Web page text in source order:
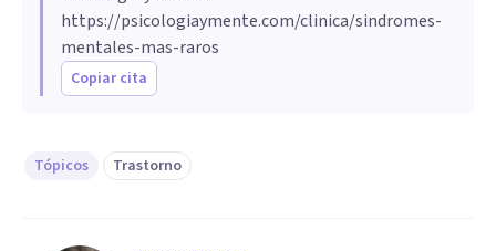
https://psicologiaymente.com/clinica/sindromes-
mentales-mas-raros
Copiar cita
Tópicos Trastorno